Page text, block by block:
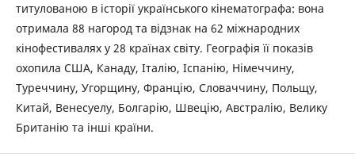
титулованою в історії українського кінематографа: вона
отримала 88 нагород та відзнак на 62 міжнародних
кінофестивалях у 28 країнах світу. Географія її показів
охопила США, Канаду, Італію, Іспанію, Німеччину,
Туреччину, Угорщину, Францію, Словаччину, Польщу,
Китай, Венесуелу, Болгарію, Швецію, Австралію, Велику
Британію та інші країни.